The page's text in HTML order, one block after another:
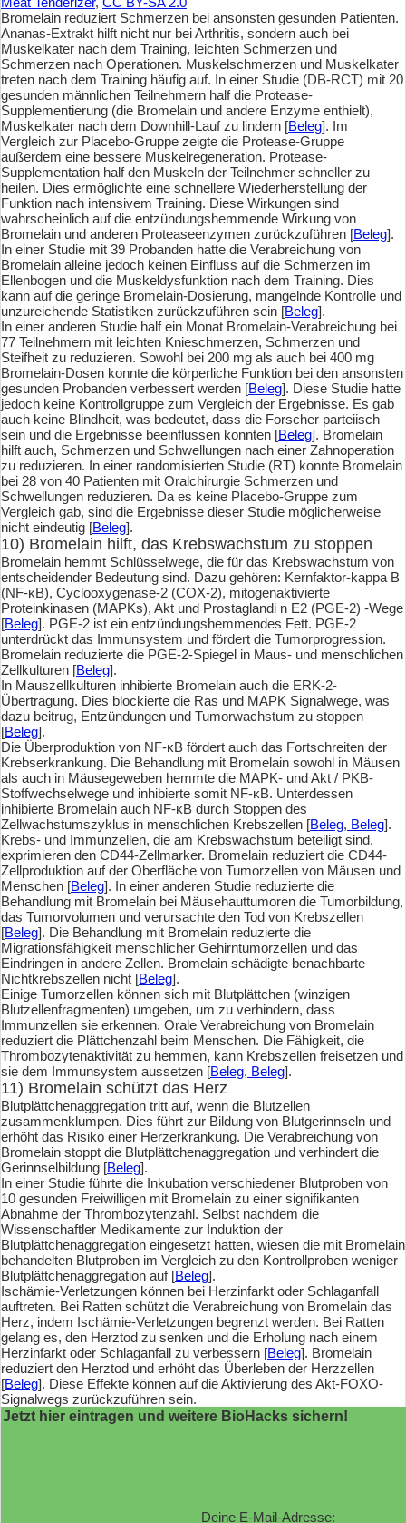
Bromelain reduziert Schmerzen bei ansonsten gesunden Patienten.
Ananas-Extrakt hilft nicht nur bei Arthritis, sondern auch bei
Muskelkater nach dem Training, leichten Schmerzen und
Schmerzen nach Operationen. Muskelschmerzen und Muskelkater
treten nach dem Training häufig auf. In einer Studie (DB-RCT) mit 20
gesunden männlichen Teilnehmern half die Protease-
Supplementierung (die Bromelain und andere Enzyme enthielt),
Muskelkater nach dem Downhill-Lauf zu lindern [Beleg]. Im
Vergleich zur Placebo-Gruppe zeigte die Protease-Gruppe
außerdem eine bessere Muskelregeneration. Protease-
Supplementation half den Muskeln der Teilnehmer schneller zu
heilen. Dies ermöglichte eine schnellere Wiederherstellung der
Funktion nach intensivem Training. Diese Wirkungen sind
wahrscheinlich auf die entzündungshemmende Wirkung von
Bromelain und anderen Proteaseenzymen zurückzuführen [Beleg].
In einer Studie mit 39 Probanden hatte die Verabreichung von
Bromelain alleine jedoch keinen Einfluss auf die Schmerzen im
Ellenbogen und die Muskeldysfunktion nach dem Training. Dies
kann auf die geringe Bromelain-Dosierung, mangelnde Kontrolle und
unzureichende Statistiken zurückzuführen sein [Beleg].
In einer anderen Studie half ein Monat Bromelain-Verabreichung bei
77 Teilnehmern mit leichten Knieschmerzen, Schmerzen und
Steifheit zu reduzieren. Sowohl bei 200 mg als auch bei 400 mg
Bromelain-Dosen konnte die körperliche Funktion bei den ansonsten
gesunden Probanden verbessert werden [Beleg]. Diese Studie hatte
jedoch keine Kontrollgruppe zum Vergleich der Ergebnisse. Es gab
auch keine Blindheit, was bedeutet, dass die Forscher parteiisch
sein und die Ergebnisse beeinflussen konnten [Beleg]. Bromelain
hilft auch, Schmerzen und Schwellungen nach einer Zahnoperation
zu reduzieren. In einer randomisierten Studie (RT) konnte Bromelain
bei 28 von 40 Patienten mit Oralchirurgie Schmerzen und
Schwellungen reduzieren. Da es keine Placebo-Gruppe zum
Vergleich gab, sind die Ergebnisse dieser Studie möglicherweise
nicht eindeutig [Beleg].
10) Bromelain hilft, das Krebswachstum zu stoppen
Bromelain hemmt Schlüsselwege, die für das Krebswachstum von
entscheidender Bedeutung sind. Dazu gehören: Kernfaktor-kappa B
(NF-κB), Cyclooxygenase-2 (COX-2), mitogenaktivierte
Proteinkinasen (MAPKs), Akt und Prostaglandi n E2 (PGE-2) -Wege
[Beleg]. PGE-2 ist ein entzündungshemmendes Fett. PGE-2
unterdrückt das Immunsystem und fördert die Tumorprogression.
Bromelain reduzierte die PGE-2-Spiegel in Maus- und menschlichen
Zellkulturen [Beleg].
In Mauszellkulturen inhibierte Bromelain auch die ERK-2-
Übertragung. Dies blockierte die Ras und MAPK Signalwege, was
dazu beitrug, Entzündungen und Tumorwachstum zu stoppen
[Beleg].
Die Überproduktion von NF-κB fördert auch das Fortschreiten der
Krebserkrankung. Die Behandlung mit Bromelain sowohl in Mäusen
als auch in Mäusegeweben hemmte die MAPK- und Akt / PKB-
Stoffwechselwege und inhibierte somit NF-κB. Unterdessen
inhibierte Bromelain auch NF-κB durch Stoppen des
Zellwachstumszyklus in menschlichen Krebszellen [Beleg, Beleg].
Krebs- und Immunzellen, die am Krebswachstum beteiligt sind,
exprimieren den CD44-Zellmarker. Bromelain reduziert die CD44-
Zellproduktion auf der Oberfläche von Tumorzellen von Mäusen und
Menschen [Beleg]. In einer anderen Studie reduzierte die
Behandlung mit Bromelain bei Mäusehauttumoren die Tumorbildung,
das Tumorvolumen und verursachte den Tod von Krebszellen
[Beleg]. Die Behandlung mit Bromelain reduzierte die
Migrationsfähigkeit menschlicher Gehirntumorzellen und das
Eindringen in andere Zellen. Bromelain schädigte benachbarte
Nichtkrebszellen nicht [Beleg].
Einige Tumorzellen können sich mit Blutplättchen (winzigen
Blutzellenfragmenten) umgeben, um zu verhindern, dass
Immunzellen sie erkennen. Orale Verabreichung von Bromelain
reduziert die Plättchenzahl beim Menschen. Die Fähigkeit, die
Thrombozytenaktivität zu hemmen, kann Krebszellen freisetzen und
sie dem Immunsystem aussetzen [Beleg, Beleg].
11) Bromelain schützt das Herz
Blutplättchenaggregation tritt auf, wenn die Blutzellen
zusammenklumpen. Dies führt zur Bildung von Blutgerinnseln und
erhöht das Risiko einer Herzerkrankung. Die Verabreichung von
Bromelain stoppt die Blutplättchenaggregation und verhindert die
Gerinnselbildung [Beleg].
In einer Studie führte die Inkubation verschiedener Blutproben von
10 gesunden Freiwilligen mit Bromelain zu einer signifikanten
Abnahme der Thrombozytenzahl. Selbst nachdem die
Wissenschaftler Medikamente zur Induktion der
Blutplättchenaggregation eingesetzt hatten, wiesen die mit Bromelain
behandelten Blutproben im Vergleich zu den Kontrollproben weniger
Blutplättchenaggregation auf [Beleg].
Ischämie-Verletzungen können bei Herzinfarkt oder Schlaganfall
auftreten. Bei Ratten schützt die Verabreichung von Bromelain das
Herz, indem Ischämie-Verletzungen begrenzt werden. Bei Ratten
gelang es, den Herztod zu senken und die Erholung nach einem
Herzinfarkt oder Schlaganfall zu verbessern [Beleg]. Bromelain
reduziert den Herztod und erhöht das Überleben der Herzzellen
[Beleg]. Diese Effekte können auf die Aktivierung des Akt-FOXO-
Signalwegs zurückzuführen sein.
Jetzt hier eintragen und weitere BioHacks sichern!
Deine E-Mail-Adresse: